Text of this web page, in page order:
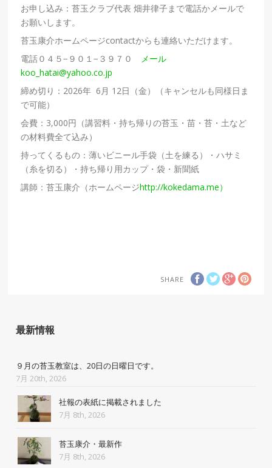
お申し込み：苔玉クラブ代表 畑井律子まで電話かメールで
お願いします。
苔玉康介ホームページcontactからも連絡いただけます。
電話０４５−９０１−３９７０ メール
koo_hatai@yahoo.co.jp
締め切り：2026年 6月 12日（金）（キャンセルも同様日ま
で可能）
会費：3,000円（講習料・持ち帰りの苔玉・苗・苔・土など
の材料費全て込み）
持ってくるもの：薄いビニール手袋（土を練る）・ハサミ
（糸を切る）・持ち帰り用カップ・袋・新聞紙
講師：苔玉康介（ホームページhttp://kokedama.me）
SHARE
最新情報
９月の苔玉教室は、20日の日曜日です。
7月 20th, 2026
社報の表紙に掲載されました
7月 8th, 2026
苔玉康介・最新作
7月 8th, 2026